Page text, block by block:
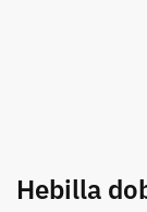
Hebilla